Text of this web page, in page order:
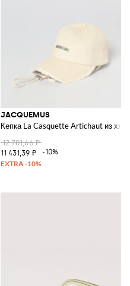
JACQUEMUS
Кепка La Casquette Artichaut из
12 701,66 ₽
11 431,39 ₽
-10%